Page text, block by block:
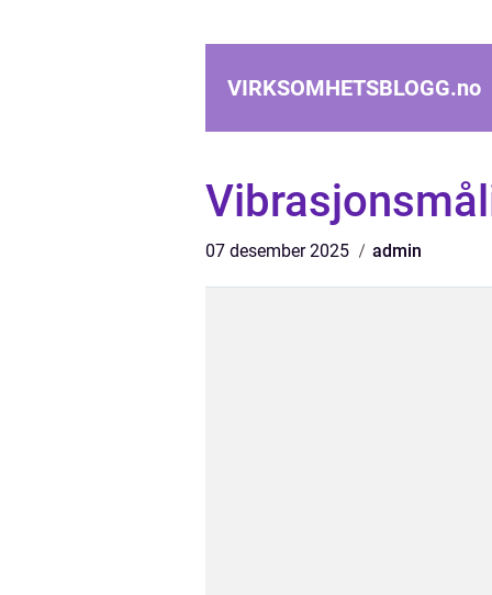
VIRKSOMHETSBLOGG.no
07 desember 2025 admin